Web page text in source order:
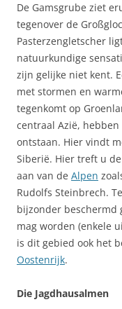
De Gamsgrube ziet
tegenover de
Pasterzengletscher
natuurkundige
zijn gelijke niet kent.
met stormen en
tegenkomt op
centraal Azië,
ontstaan. Hier vindt
Siberië. Hier treft u
aan van de Alpen
Rudolfs Steinbrech.
bijzonder beschermd
mag worden (enkele
is dit gebied ook het
Oostenrijk.
Die Jagdhausalmen